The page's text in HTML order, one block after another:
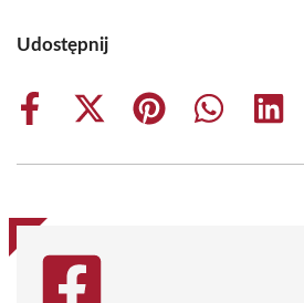
Udostępnij
Share
Share
(Twitter)
Share
Share
Share